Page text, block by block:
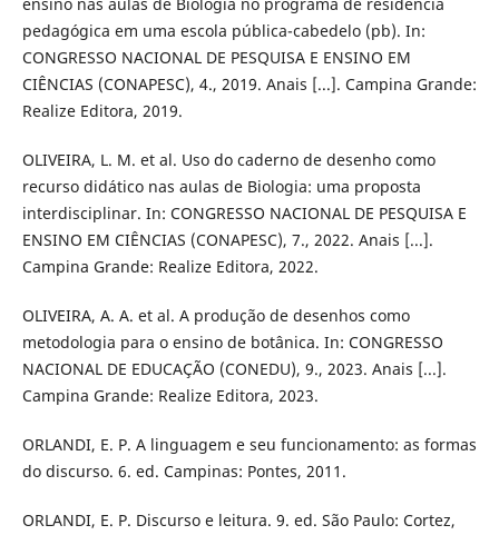
pedagógica em uma escola pública-cabedelo (pb). In:
CONGRESSO NACIONAL DE PESQUISA E ENSINO EM
CIÊNCIAS (CONAPESC), 4., 2019. Anais [...]. Campina Grande:
Realize Editora, 2019.
OLIVEIRA, L. M. et al. Uso do caderno de desenho como
recurso didático nas aulas de Biologia: uma proposta
interdisciplinar. In: CONGRESSO NACIONAL DE PESQUISA E
ENSINO EM CIÊNCIAS (CONAPESC), 7., 2022. Anais [...].
Campina Grande: Realize Editora, 2022.
OLIVEIRA, A. A. et al. A produção de desenhos como
metodologia para o ensino de botânica. In: CONGRESSO
NACIONAL DE EDUCAÇÃO (CONEDU), 9., 2023. Anais [...].
Campina Grande: Realize Editora, 2023.
ORLANDI, E. P. A linguagem e seu funcionamento: as formas
do discurso. 6. ed. Campinas: Pontes, 2011.
ORLANDI, E. P. Discurso e leitura. 9. ed. São Paulo: Cortez,